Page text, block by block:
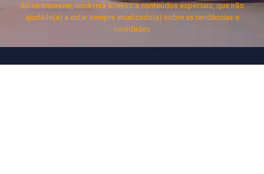
Ao se inscrever, você terá acesso a conteúdos especiais, que irão
ajudá-lo(a) a estar sempre atualizado(a) sobre as tendências e
novidades